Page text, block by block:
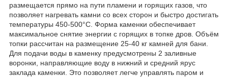
размещается прямо на пути пламени и горящих газов, что
позволяет нагревать камни со всех сторон и быстро достигать
температуры 450-500°C. Форма каменки обеспечивает
максимальное снятие энергии с горящих в топке дров. Объём
топки рассчитан на размещение 25-40 кг камней для бани.
Для подачи воды в каменку предусмотрены 2 заливные
воронки, направляющие воду в нижний и средний ярус
заклада каменки. Это позволяет легче управлять паром и